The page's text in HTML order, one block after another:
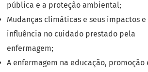
pública e a proteção ambiental;
Mudanças climáticas e seus impactos e
influência no cuidado prestado pela
enfermagem;
A enfermagem na educação, promoção